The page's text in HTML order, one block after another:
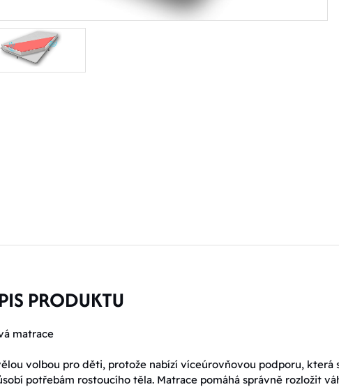
PRODUKTU
matrace
volbou pro děti, protože nabízí víceúrovňovou podporu, která
potřebám rostoucího těla. Matrace pomáhá správně rozložit